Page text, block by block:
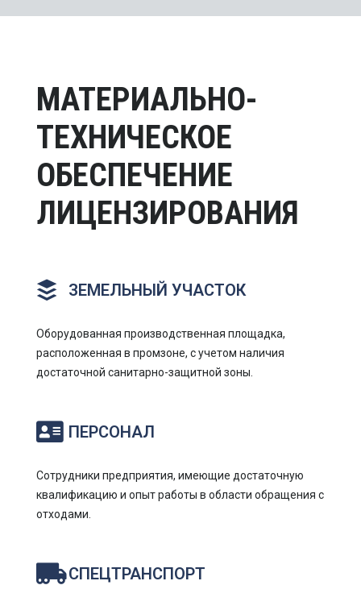
МАТЕРИАЛЬНО-
ТЕХНИЧЕСКОЕ
ОБЕСПЕЧЕНИЕ
ЛИЦЕНЗИРОВАНИЯ
ЗЕМЕЛЬНЫЙ УЧАСТОК
Оборудованная производственная площадка,
расположенная в промзоне, с учетом наличия
достаточной санитарно-защитной зоны.
ПЕРСОНАЛ
Сотрудники предприятия, имеющие достаточную
квалификацию и опыт работы в области обращения с
отходами.
СПЕЦТРАНСПОРТ